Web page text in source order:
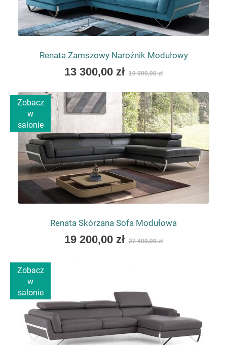
Renata Zamszowy Narożnik Modułowy
As
as
13 300,00 zł 19 000,00 zł
Zobacz
w
salonie
Renata Skórzana Sofa Modułowa
As
19 200,00 zł 27 400,00 zł
Zobacz
w
salonie